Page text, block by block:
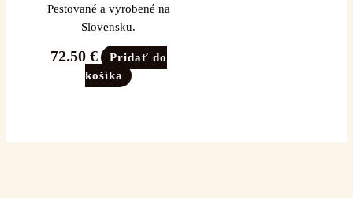
Pestované a vyrobené na
Slovensku.
72.50 €
Pridať do
košíka